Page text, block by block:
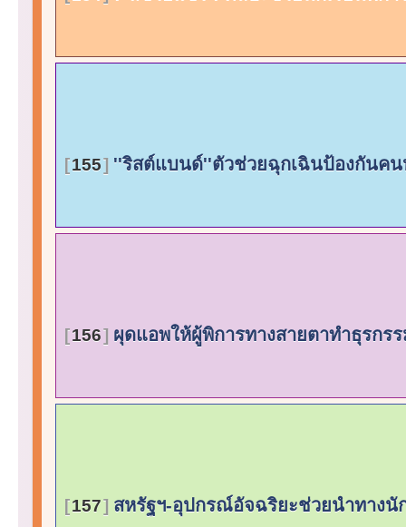
155 ''ริสต์แบนด์''ตัวช่วยฉุกเฉินป้องกันค
156 ผุดแอพให้ผู้พิการทางสายตาทำธุรกร
157 สหรัฐฯ-อุปกรณ์อัจฉริยะช่วยนำทางนั